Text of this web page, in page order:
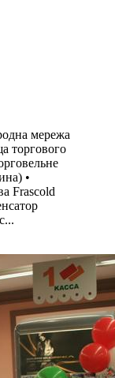
мережа
торгового
•
Frascold